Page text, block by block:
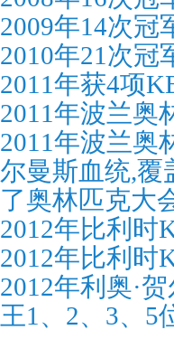
2009年14次冠
2010年21次冠
2011年获4项
2011年波兰奥
2011年波兰奥
尔曼斯血统,覆
了奥林匹克大
2012年比利时
2012年比利时
2012年利奥·
王1、2、3、5